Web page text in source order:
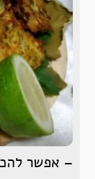
– אפשר